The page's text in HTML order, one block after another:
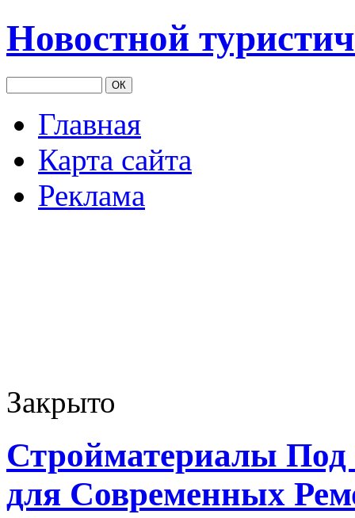
Новостной
Главная
Карта сайта
Реклама
Закрыто
Стройматериалы
для Современных